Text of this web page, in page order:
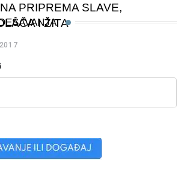
PRIPREMA SLAVE,
I ŽITA